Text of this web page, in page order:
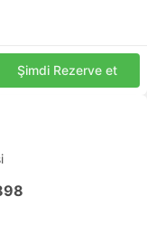
Şimdi Rezerve et